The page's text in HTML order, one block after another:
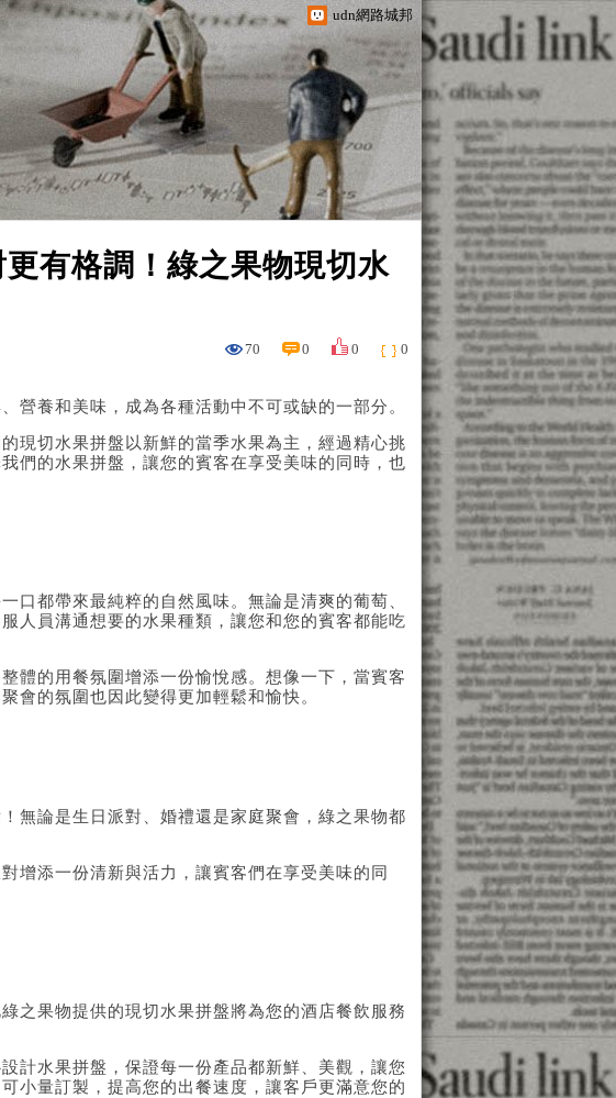
udn網路城邦
有格調！綠之果物現切水
70 0 0 0
營養和美味，成為各種活動中不可或缺的一部分。
現切水果拼盤以新鮮的當季水果為主，經過精心挑
們的水果拼盤，讓您的賓客在享受美味的同時，也
口都帶來最純粹的自然風味。無論是清爽的葡萄、
人員溝通想要的水果種類，讓您和您的賓客都能吃
體的用餐氛圍增添一份愉悅感。想像一下，當賓客
會的氛圍也因此變得更加輕鬆和愉快。
無論是生日派對、婚禮還是家庭聚會，綠之果物都
增添一份清新與活力，讓賓客們在享受美味的同
之果物提供的現切水果拼盤將為您的酒店餐飲服務
計水果拼盤，保證每一份產品都新鮮、美觀，讓您
小量訂製，提高您的出餐速度，讓客戶更滿意您的